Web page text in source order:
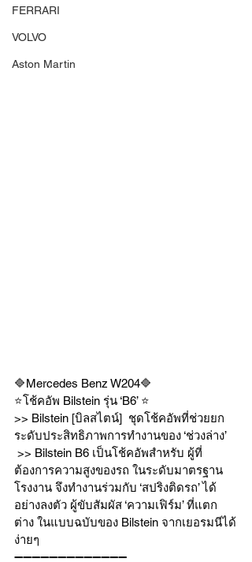
FERRARI
VOLVO
Aston Martin
🔷Mercedes Benz W204🔷
⭐️โช้คอัพ Bilstein รุ่น ‘B6’ ⭐️
>> Bilstein [บิลสไตน์]  ชุดโช้คอัพที่ช่วยยก
ระดับประสิทธิภาพการทำงานของ ‘ช่วงล่าง’
ต้องการความสูงของรถ ในระดับมาตรฐาน
โรงงาน จึงทำงานร่วมกับ ‘สปริงติดรถ’ ได้
อย่างลงตัว ผู้ขับสัมผัส ‘ความเฟิร์ม’ ที่แตก
ต่าง ในแบบฉบับของ Bilstein จากเยอรมนีได้
ง่ายๆ
➖➖➖➖➖➖➖➖➖➖➖➖➖